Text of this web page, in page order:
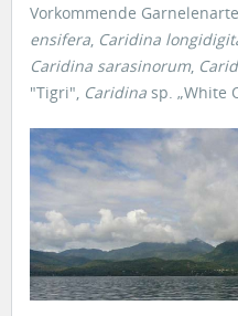
Vorkommende
ensifera Caridina
Caridina sarasinorum,
"Tigri", Caridina sp. „White